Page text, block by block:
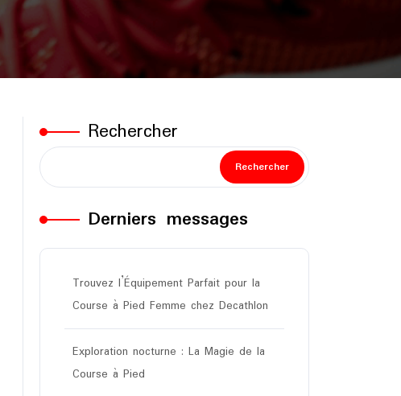
Rechercher
Rechercher
Derniers messages
Trouvez l’Équipement Parfait pour la
Course à Pied Femme chez Decathlon
Exploration nocturne : La Magie de la
Course à Pied